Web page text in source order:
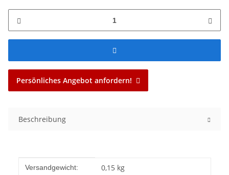
Persönliches Angebot anfordern!
Beschreibung
Produkteigenschaft
Wert
Versandgewicht: 0,15 kg